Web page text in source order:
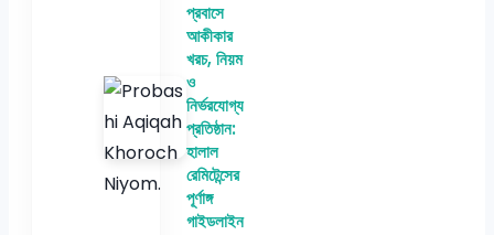
প্রবাসে
আকীকার
খরচ, নিয়ম
ও
নির্ভরযোগ্য
প্রতিষ্ঠান:
হালাল
রেমিটেন্সের
পূর্ণাঙ্গ
গাইডলাইন